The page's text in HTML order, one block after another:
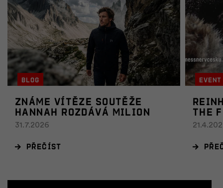
Blog
Známe vítěze soutěže
Hannah rozdává milion
31.7.2026
Přečíst
Event
The